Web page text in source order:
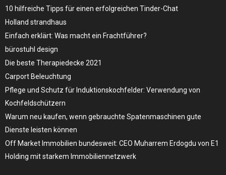
10 hilfreiche Tipps für einen erfolgreichen Tinder-Chat
Holland strandhaus
Einfach erklärt: Was macht ein Frachtführer?
bürostuhl design
Die beste Therapiedecke 2021
Carport Beleuchtung
Pflege und Schutz für Induktionskochfelder: Verwendung von
Kochfeldschützern
Warum neu kaufen, wenn gebrauchte Spatenmaschinen gute
Dienste leisten können
Off Market Immobilien bundesweit: CEO Muharrem Erdogdu von E1
Holding mit starkem Immobiliennetzwerk